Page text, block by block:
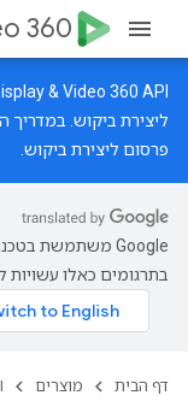
360
ליצירת ביקוש. במדריך
פרסום ליצירת ביקוש.
בתרגומים כאלו עשויות
דף הבית מוצרים